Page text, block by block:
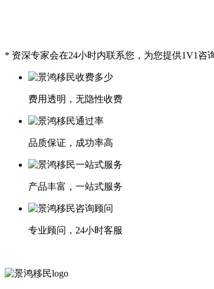
* 资深专家会在24小时内联系您，为您提供1V1咨
费用透明，无隐性收费
品质保证，成功率高
产品丰富，一站式服务
专业顾问，24小时客服